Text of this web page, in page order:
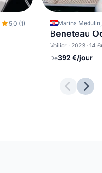
5,0 (1) Marina
Beneteau
Voilier · 2023 ·
De392 €/jour